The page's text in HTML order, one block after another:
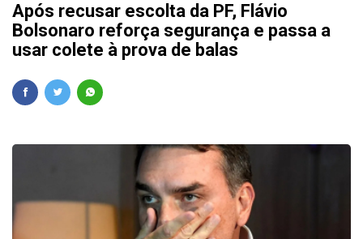
Após recusar escolta da PF, Flávio
Bolsonaro reforça segurança e passa a
usar colete à prova de balas